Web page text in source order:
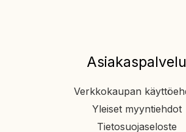
Asiakaspalvelu
Verkkokaupan
Yleiset myyntiehdot
Tietosuojaseloste